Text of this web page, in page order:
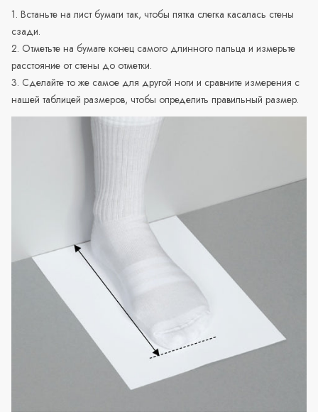
1. Встаньте на лист бумаги так, чтобы пятка слегка касалась стены
сзади.
2. Отметьте на бумаге конец самого длинного пальца и измерьте
расстояние от стены до отметки.
3. Сделайте то же самое для другой ноги и сравните измерения с
нашей таблицей размеров, чтобы определить правильный размер.